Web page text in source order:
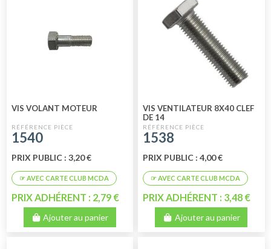
VIS VOLANT MOTEUR
1540
PRIX PUBLIC : 3,20 €
PRIX ADHÉRENT : 2,79 €
Ajouter au panier
VIS VENTILATEUR 8X40 CLEF
DE 14
1538
PRIX PUBLIC : 4,00 €
PRIX ADHÉRENT : 3,48 €
Ajouter au panier